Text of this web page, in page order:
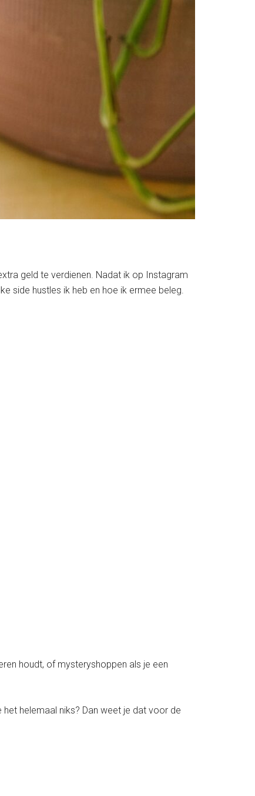
geld te verdienen. Nadat ik op Instagram
side hustles ik heb en hoe ik ermee beleg.
houdt, of mysteryshoppen als je een
helemaal niks? Dan weet je dat voor de